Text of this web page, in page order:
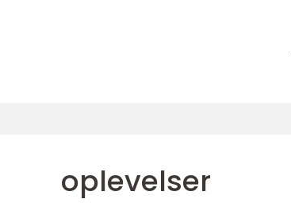
oplevelser